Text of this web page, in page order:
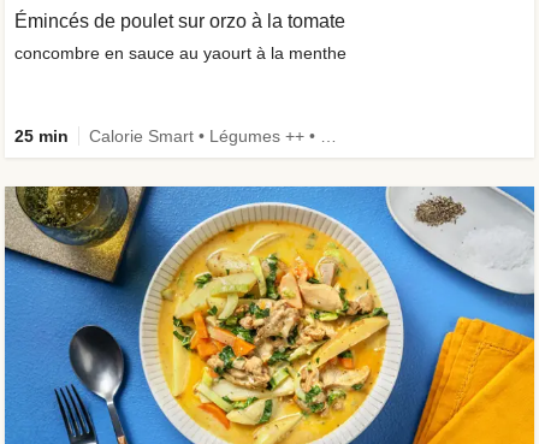
Émincés de poulet sur orzo à la tomate
concombre en sauce au yaourt à la menthe
25 min